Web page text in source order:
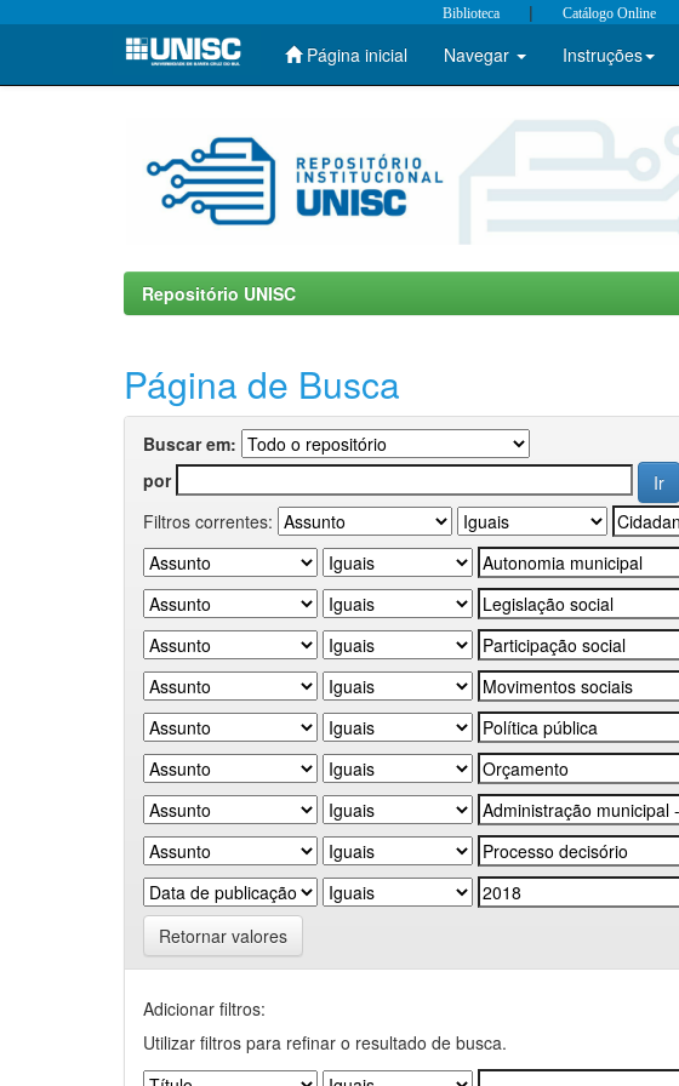
Skip
Biblioteca | Catálogo Online
Página inicial Navegar Instruções
Repositório UNISC
Página de Busca
Buscar em:
por
Filtros correntes:
Retornar valores
Adicionar filtros:
Utilizar filtros para refinar o resultado de busca.